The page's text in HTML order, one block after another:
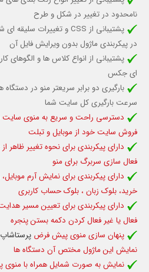
نامحدود در تغییر در شکل و طرح
پشتیبانی از CSS و تغییرات سلیقه ای شما و شخصی سازی های پیشرفته
در پیکربندی ماژول بدون ویرایش فایل آن
پشتیبانی از انواع کلاس ها و الگوهای
ای جکس
بارگیری دو برابر سریعتر منو در
سرعت بارگیری کل سایت شما
دسترسی راحت و سریع به منوی سایت
فروش سایت خود از موبایل و تبلت
دارای پیکربندی برای نحوه تغییر
فعال سازی سربرگ برای منو
دارای پیکربندی برای نمایش آرم
خرید، بلوک زبان ، بلوک حساب کاربری
دارای پیکربندی برای تعیین مسیر
فعال یا غیر فعال کردن دکمه بستن پنجره
پنهان سازی منوی پیش فرض پرستاشاپ
نمایش این ماژول مختص آن دستگاه ها
نمایش به صورت شمایل همراه با منوی